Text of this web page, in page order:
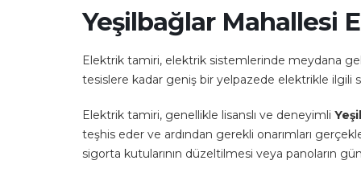
Yeşilbağlar Mahallesi
Elektrik tamiri, elektrik sistemlerinde meydana
tesislere kadar geniş bir yelpazede elektrikle ilgili
Elektrik tamiri, genellikle lisanslı ve deneyimli
teşhis eder ve ardından gerekli onarımları
sigorta kutularının düzeltilmesi veya panoların